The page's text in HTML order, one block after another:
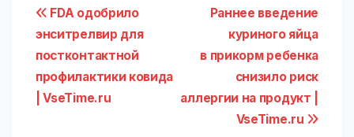
Навигация
по
записям
Раннее введение
куриного яйца
в прикорм ребенка
снизило риск
аллергии на продукт |
VseTime.ru
FDA одобрило
энситрелвир для
постконтактной
профилактики ковида
| VseTime.ru